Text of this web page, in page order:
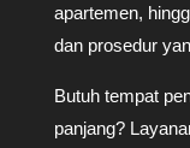
apartemen,
dan prosedur
Butuh tempat
panjang?